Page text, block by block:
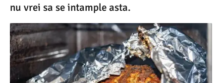
nu vrei sa se intample asta.